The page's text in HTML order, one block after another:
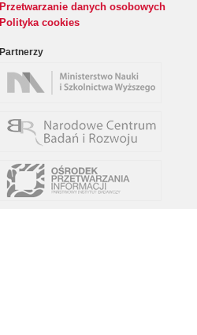
Przetwarzanie danych osobowych
Polityka cookies
Partnerzy